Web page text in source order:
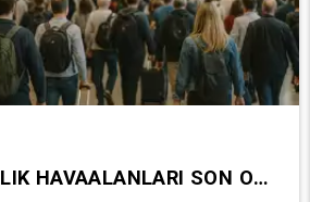
BIRLEŞIK KRALLIK HAVAALANLARI SON ON YILIN EN YOĞUN PASKALYA SEYAHAT SEZONUNA HAZIRLANIYOR